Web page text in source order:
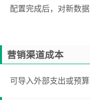
配置完成后，对新数
营销渠道成本
可导入外部支出或预